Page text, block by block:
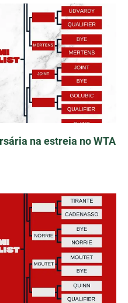
na estreia no WTA